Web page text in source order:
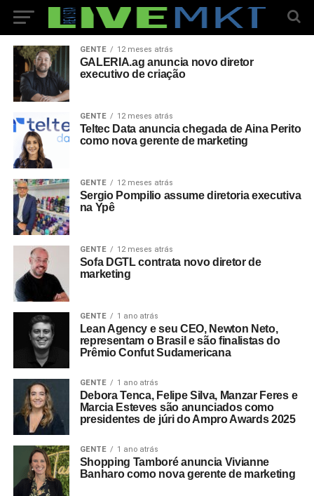
GENTE 12 meses atrás
GALERIA.ag anuncia novo diretor
executivo de criação
GENTE 12 meses atrás
Teltec Data anuncia chegada de Aina Perito
como nova gerente de marketing
GENTE 12 meses atrás
Sergio Pompilio assume diretoria executiva
na Ypê
GENTE 12 meses atrás
Sofa DGTL contrata novo diretor de
marketing
GENTE 1 ano atrás
Lean Agency e seu CEO, Newton Neto,
representam o Brasil e são finalistas do
Prêmio Confut Sudamericana
GENTE 1 ano atrás
Debora Tenca, Felipe Silva, Manzar Feres e
Marcia Esteves são anunciados como
presidentes de júri do Ampro Awards 2025
GENTE 1 ano atrás
Shopping Tamboré anuncia Vivianne
Banharo como nova gerente de marketing